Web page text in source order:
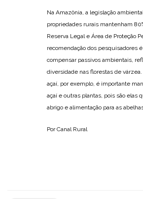
Na Amazônia, a legislação
propriedades rurais mantenham
Reserva Legal e Área de Proteção
recomendação dos pesquisadores
compensar passivos ambientais,
diversidade nas florestas de
açaí, por exemplo, é importante
açaí e outras plantas, pois são elas
abrigo e alimentação para as
Por Canal Rural